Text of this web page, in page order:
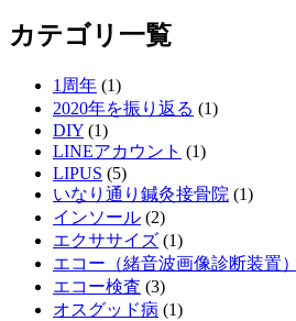
カテゴリ一覧
1周年 (1)
2020年を振り返る (1)
DIY (1)
LINEアカウント (1)
LIPUS (5)
いなり通り鍼灸接骨院 (1)
インソール (2)
エクササイズ (1)
エコー（緒音波画像診断装置）
エコー検査 (3)
オスグッド病 (1)